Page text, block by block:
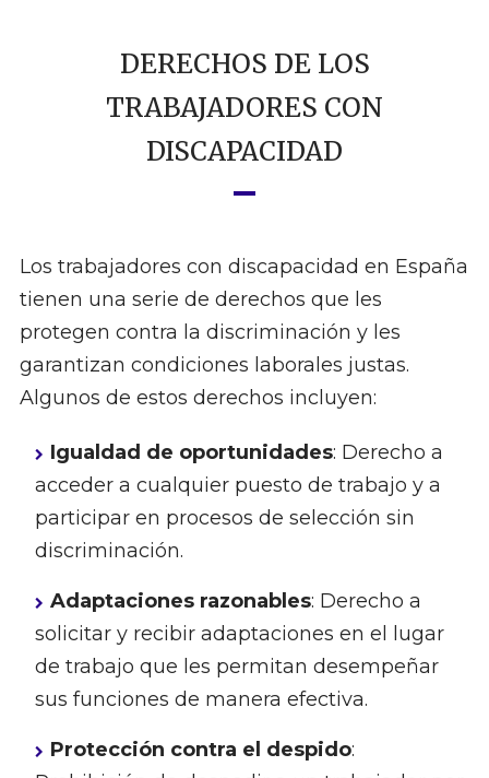
DERECHOS DE LOS
TRABAJADORES CON
DISCAPACIDAD
Los trabajadores con discapacidad en España
tienen una serie de derechos que les
protegen contra la discriminación y les
garantizan condiciones laborales justas.
Algunos de estos derechos incluyen:
Igualdad de oportunidades: Derecho a
acceder a cualquier puesto de trabajo y a
participar en procesos de selección sin
discriminación.
Adaptaciones razonables: Derecho a
solicitar y recibir adaptaciones en el lugar
de trabajo que les permitan desempeñar
sus funciones de manera efectiva.
Protección contra el despido: